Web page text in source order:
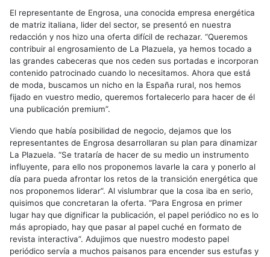
El representante de Engrosa, una conocida empresa energética
de matriz italiana, lider del sector, se presentó en nuestra
redacción y nos hizo una oferta difícil de rechazar. “Queremos
contribuir al engrosamiento de La Plazuela, ya hemos tocado a
las grandes cabeceras que nos ceden sus portadas e incorporan
contenido patrocinado cuando lo necesitamos. Ahora que está
de moda, buscamos un nicho en la España rural, nos hemos
fijado en vuestro medio, queremos fortalecerlo para hacer de él
una publicación premium”.
Viendo que había posibilidad de negocio, dejamos que los
representantes de Engrosa desarrollaran su plan para dinamizar
La Plazuela. “Se trataría de hacer de su medio un instrumento
influyente, para ello nos proponemos lavarle la cara y ponerlo al
día para pueda afrontar los retos de la transición energética que
nos proponemos liderar”. Al vislumbrar que la cosa iba en serio,
quisimos que concretaran la oferta. “Para Engrosa en primer
lugar hay que dignificar la publicación, el papel periódico no es lo
más apropiado, hay que pasar al papel cuché en formato de
revista interactiva”. Adujimos que nuestro modesto papel
periódico servía a muchos paisanos para encender sus estufas y